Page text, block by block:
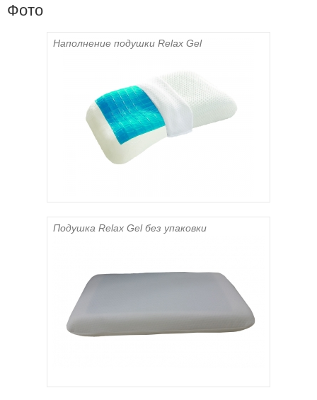
Фото
Наполнение подушки Relax Gel
Подушка Relax Gel без упаковки